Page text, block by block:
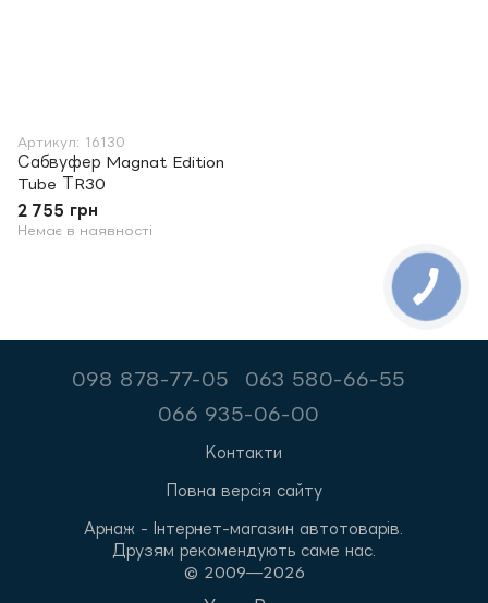
Артикул: 16130
Сабвуфер Magnat Edition
Tube ТR30
2 755 грн
Немає в наявності
098 878-77-05
063 580-66-55
066 935-06-00
Контакти
Повна версія сайту
Арнаж - Інтернет-магазин автотоварів.
Друзям рекомендують саме нас.
© 2009—2026